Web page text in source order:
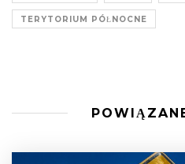
TERYTORIUM PÓŁNOCNE